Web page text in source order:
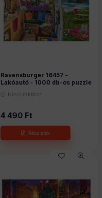
Ravensburger 16457 -
Lakóautó - 1000 db-os puzzle
Nincs raktáron
4 490 Ft